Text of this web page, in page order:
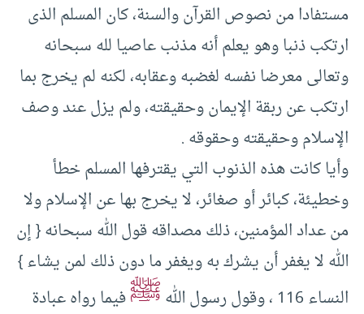
مستفادا من نصوص القرآن والسنة، كان المسلم الذى
ارتكب ذنبا وهو يعلم أنه مذنب عاصيا لله سبحانه
وتعالى معرضا نفسه لغضبه وعقابه، لكنه لم يخرج بما
ارتكب عن ربقة الإيمان وحقيقته، ولم يزل عند وصف
الإسلام وحقيقته وحقوقه .‏
وأيا كانت هذه الذنوب التي يقترفها المسلم خطأ
وخطيئة، كبائر أو صغائر، لا يخرج بها عن الإسلام ولا
من عداد المؤمنين، ذلك مصداقه قول الله سبحانه {‏ إن
الله لا يغفر أن يشرك به ويغفر ما دون ذلك لمن يشاء }‏
النساء ‏116 ، وقول رسول الله
ﷺفيما رواه عبادة